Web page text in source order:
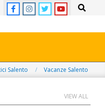
Search
Salento Vacanze Salento
VIEW ALL